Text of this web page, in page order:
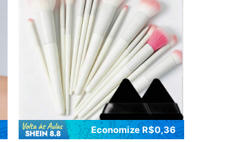
Economize R$0,36